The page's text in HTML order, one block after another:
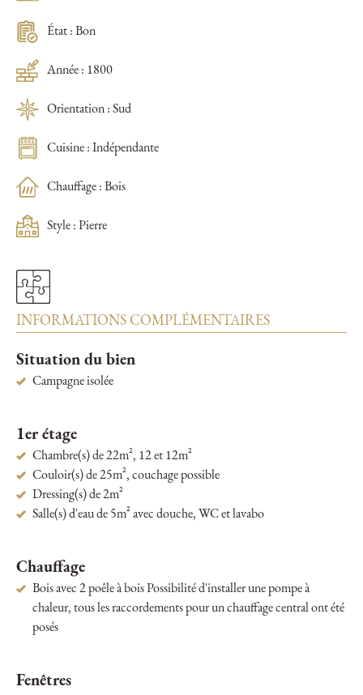
État : Bon
Année : 1800
Orientation : Sud
Cuisine : Indépendante
Chauffage : Bois
Style : Pierre
INFORMATIONS COMPLÉMENTAIRES
Situation du bien
Campagne isolée
1er étage
Chambre(s) de 22m², 12 et 12m²
Couloir(s) de 25m², couchage possible
Dressing(s) de 2m²
Salle(s) d'eau de 5m² avec douche, WC et lavabo
Chauffage
Bois avec 2 poêle à bois Possibilité d'installer une pompe à
chaleur, tous les raccordements pour un chauffage central ont été
posés
Fenêtres